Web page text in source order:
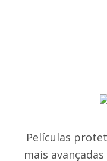
Películas
mais